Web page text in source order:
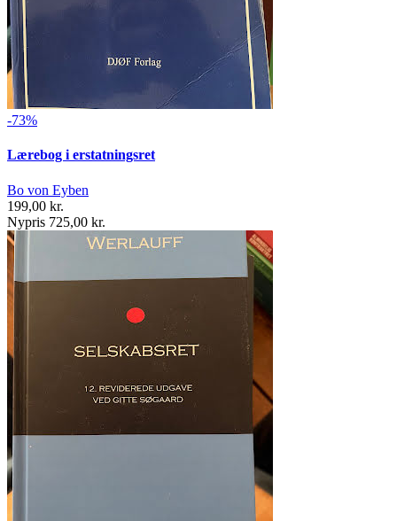
-73%
Lærebog i erstatningsret
Bo von Eyben
199,00 kr.
Nypris 725,00 kr.